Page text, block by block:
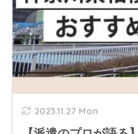
2023.11.27 Mon